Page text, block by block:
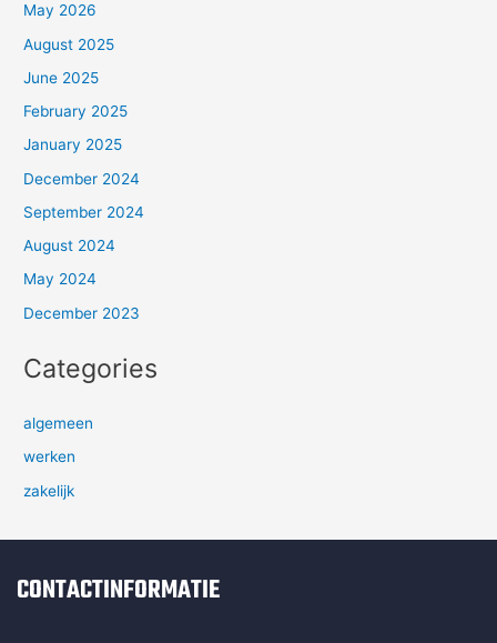
May 2026
August 2025
June 2025
February 2025
January 2025
December 2024
September 2024
August 2024
May 2024
December 2023
Categories
algemeen
werken
zakelijk
CONTACTINFORMATIE